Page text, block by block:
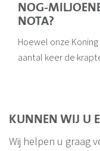
NOG-
NOTA?
Hoewel onze
aantal keer de
KUNNEN WIJ U
Wij helpen u graag